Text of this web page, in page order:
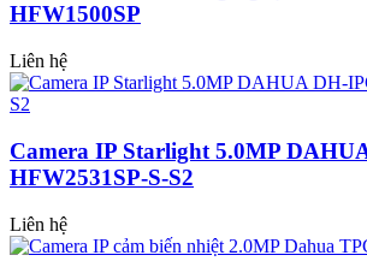
HFW1500SP
Liên hệ
Camera IP Starlight 5.0MP
HFW2531SP-S-S2
Liên hệ